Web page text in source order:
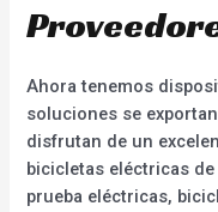
Ahora tenemos
soluciones se
disfrutan de un
bicicletas eléctricas
prueba eléctricas,